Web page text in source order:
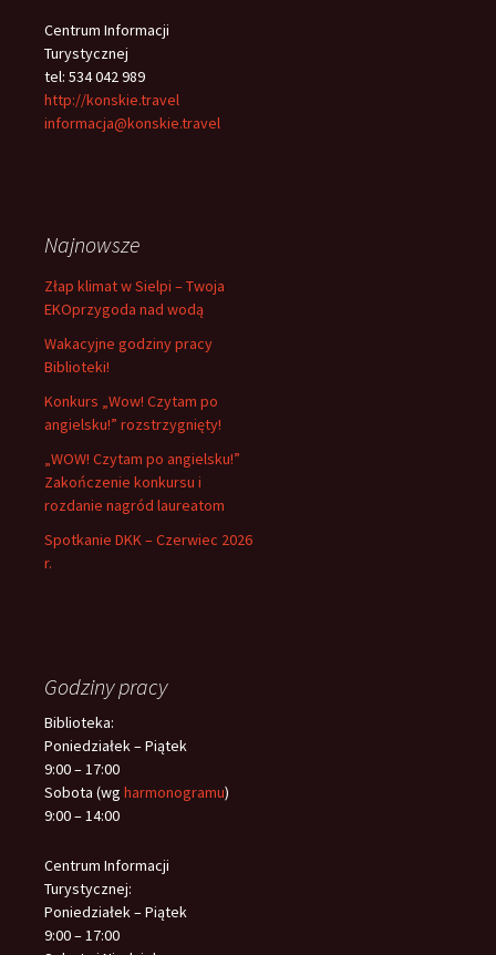
Centrum Informacji
Turystycznej
tel: 534 042 989
http://konskie.travel
informacja@konskie.travel
Najnowsze
Złap klimat w Sielpi – Twoja
EKOprzygoda nad wodą
Wakacyjne godziny pracy
Biblioteki!
Konkurs „Wow! Czytam po
angielsku!” rozstrzygnięty!
„WOW! Czytam po angielsku!”
Zakończenie konkursu i
rozdanie nagród laureatom
Spotkanie DKK – Czerwiec 2026
r.
Godziny pracy
Biblioteka:
Poniedziałek – Piątek
9:00 – 17:00
Sobota (wg harmonogramu)
9:00 – 14:00
Centrum Informacji
Turystycznej:
Poniedziałek – Piątek
9:00 – 17:00